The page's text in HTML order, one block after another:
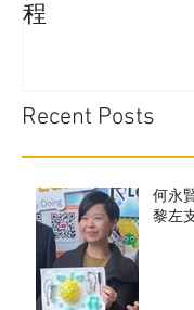
程
Recent Posts
何永
黎左